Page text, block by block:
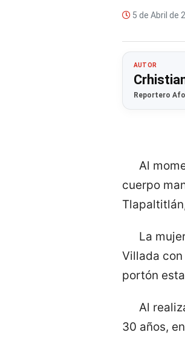
5 de Abril de
AUTOR
Reportero
Al
cuerpo
La
Villada
portón
Al
30 años,